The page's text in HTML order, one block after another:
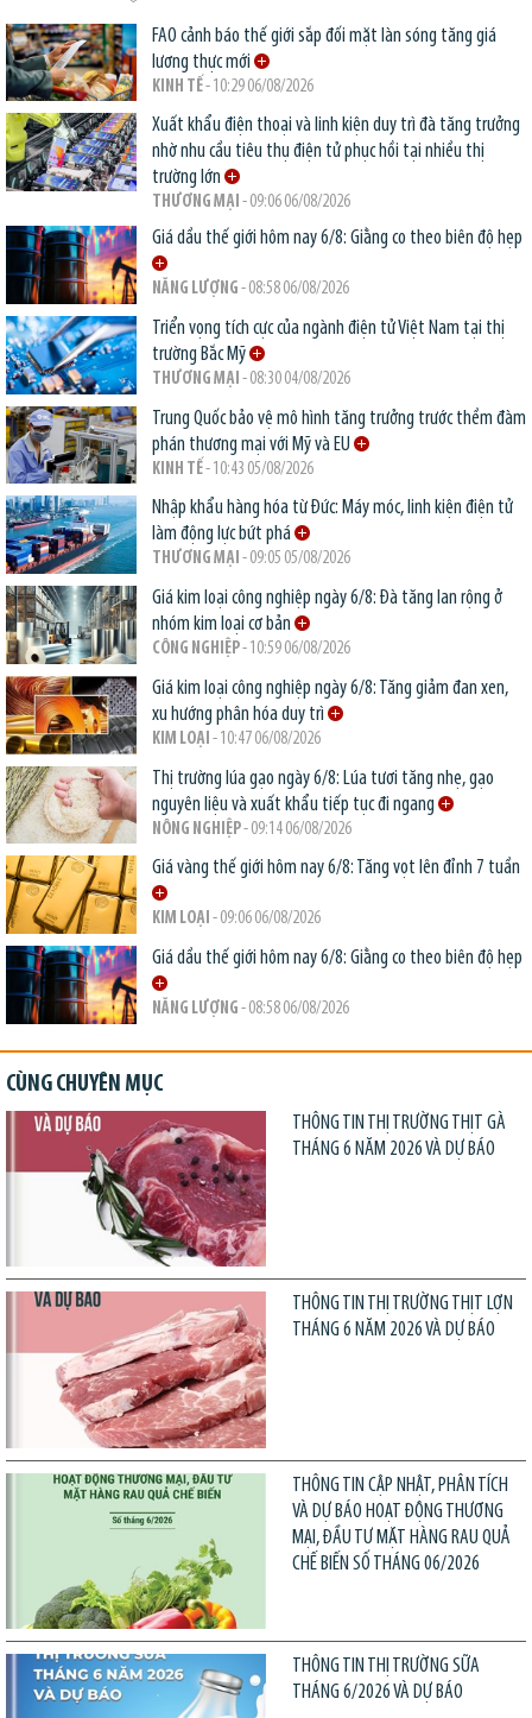
FAO cảnh báo thế giới sắp đối mặt làn sóng tăng giá
lương thực mới
KINH TẾ- 10:29 06/08/2026
Xuất khẩu điện thoại và linh kiện duy trì đà tăng trưởng
nhờ nhu cầu tiêu thụ điện tử phục hồi tại nhiều thị
trường lớn
THƯƠNG MẠI - 09:06 06/08/2026
Giá dầu thế giới hôm nay 6/8: Giằng co theo biên độ hẹp
NĂNG LƯỢNG - 08:58 06/08/2026
Triển vọng tích cực của ngành điện tử Việt Nam tại thị
trường Bắc Mỹ
THƯƠNG MẠI - 08:30 04/08/2026
Trung Quốc bảo vệ mô hình tăng trưởng trước thềm đàm
phán thương mại với Mỹ và EU
KINH TẾ- 10:43 05/08/2026
Nhập khẩu hàng hóa từ Đức: Máy móc, linh kiện điện tử
làm động lực bứt phá
THƯƠNG MẠI - 09:05 05/08/2026
Giá kim loại công nghiệp ngày 6/8: Đà tăng lan rộng ở
nhóm kim loại cơ bản
CÔNG NGHIỆP- 10:59 06/08/2026
Giá kim loại công nghiệp ngày 6/8: Tăng giảm đan xen,
xu hướng phân hóa duy trì
KIM LOẠI - 10:47 06/08/2026
Thị trường lúa gạo ngày 6/8: Lúa tươi tăng nhẹ, gạo
nguyên liệu và xuất khẩu tiếp tục đi ngang
NÔNG NGHIỆP- 09:14 06/08/2026
Giá vàng thế giới hôm nay 6/8: Tăng vọt lên đỉnh 7 tuần
KIM LOẠI - 09:06 06/08/2026
Giá dầu thế giới hôm nay 6/8: Giằng co theo biên độ hẹp
NĂNG LƯỢNG - 08:58 06/08/2026
CÙNG CHUYÊN MỤC
THÔNG TIN THỊ TRƯỜNG THỊT GÀ
THÁNG 6 NĂM 2026 VÀ DỰ BÁO
THÔNG TIN THỊ TRƯỜNG THỊT LỢN
THÁNG 6 NĂM 2026 VÀ DỰ BÁO
THÔNG TIN CẬP NHẬT, PHÂN TÍCH
VÀ DỰ BÁO HOẠT ĐỘNG THƯƠNG
MẠI, ĐẦU TƯ MẶT HÀNG RAU QUẢ
CHẾ BIẾN SỐ THÁNG 06/2026
THÔNG TIN THỊ TRƯỜNG SỮA
THÁNG 6/2026 VÀ DỰ BÁO